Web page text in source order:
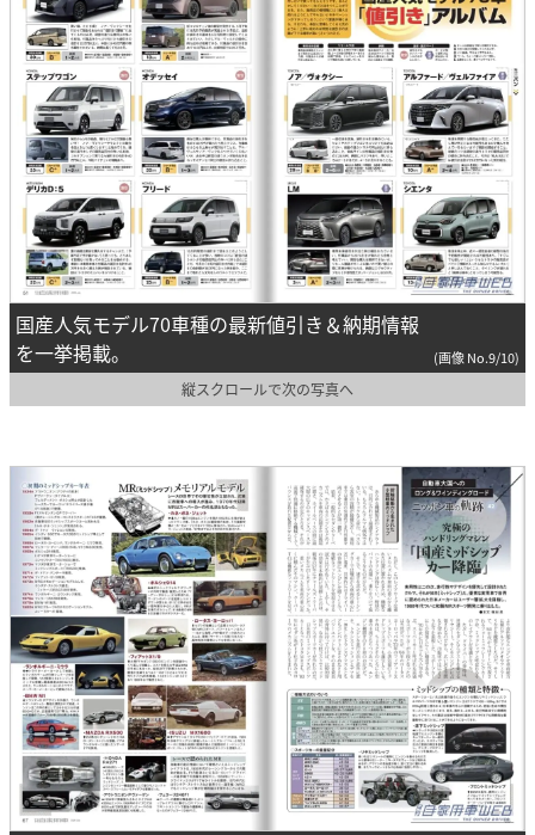
国産人気モデル70車種の最新値引き＆納期情報
を一挙掲載。
(画像 No.9/10)
縦スクロールで次の写真へ